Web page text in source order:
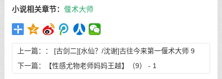
小说相关章节： 偃术大师
上一篇：： [古剑二][水仙？/沈谢]古往今来第一偃术大师 9
下一篇：
【性感尤物老师妈妈王越】（9） - 1